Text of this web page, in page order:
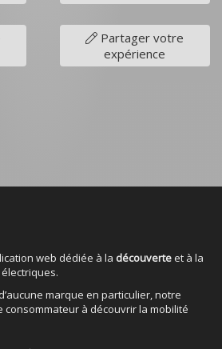
Partager votre
expérience
web dédiée à la découverteet à la
marque en particulier, notre
consommateur à découvrir la mobilité